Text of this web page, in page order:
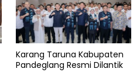
Karang Taruna Kabupaten
Pandeglang Resmi Dilantik